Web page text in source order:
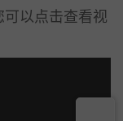
以点击查看视